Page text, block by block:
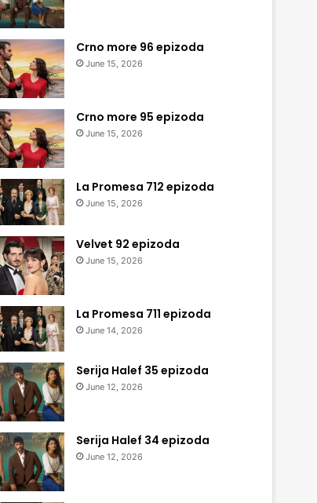
Crno more 96 epizoda
June 15, 2026
Crno more 95 epizoda
June 15, 2026
La Promesa 712 epizoda
June 15, 2026
Velvet 92 epizoda
June 15, 2026
La Promesa 711 epizoda
June 14, 2026
Serija Halef 35 epizoda
June 12, 2026
Serija Halef 34 epizoda
June 12, 2026